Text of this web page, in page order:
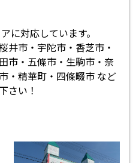
に対応しています。
井市・宇陀市・香芝市・
市・五條市・生駒市・奈
・精華町・四條畷市 など
さい！